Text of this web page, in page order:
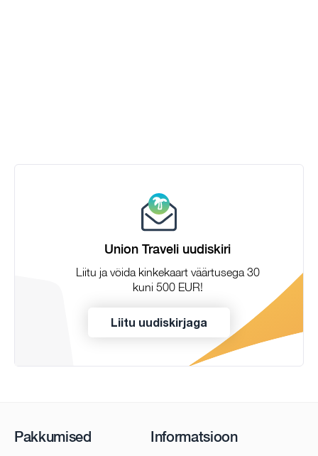
Union Traveli uudiskiri
Liitu ja võida kinkekaart väärtusega 30
kuni 500 EUR!
Liitu uudiskirjaga
Pakkumised Informatsioon